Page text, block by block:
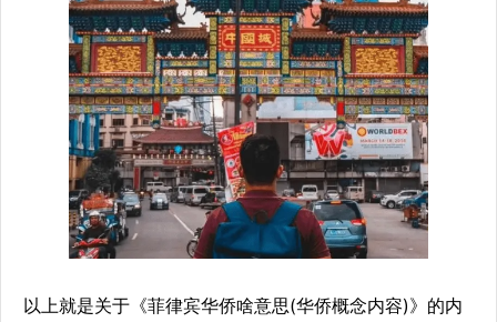
以上就是关于《菲律宾华侨啥意思(华侨概念内容)》的内